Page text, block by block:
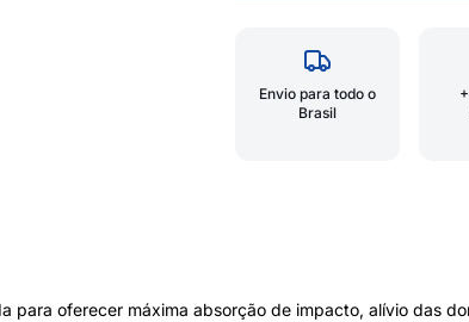
Envio para todo o
Brasil
para oferecer máxima absorção de impacto, alívio das